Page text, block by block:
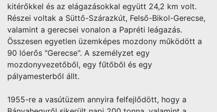
kitérőkkel és az elágazásokkal együtt 24,2 km volt.
Részei voltak a Süttő-Szárazkút, Felső-Bikol-Gerecse,
valamint a gerecsei vonalon a Papréti leágazás.
Összesen egyetlen üzemképes mozdony működött a
90 lóerős "Gerecse". A személyzet egy
mozdonyvezetőből, egy fűtőből és egy
pályamesterből állt.
1955-re a vasútüzem annyira felfejlődött, hogy a